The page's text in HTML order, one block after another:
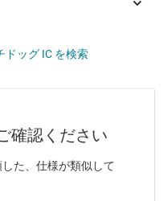
ドッグ IC を検索
確認ください
た、仕様が類似して